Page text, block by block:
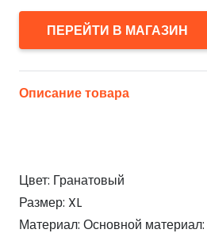
ПЕРЕЙТИ В МАГАЗИН
Описание товара
Цвет: Гранатовый
Размер: XL
Материал: Основной материал: